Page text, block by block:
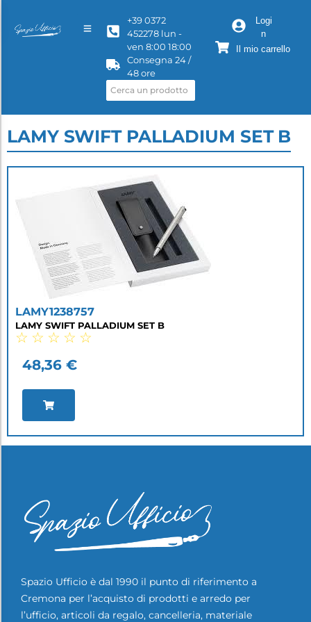
+39 0372
452278 lun -
ven 8:00 18:00
Consegna 24 /
48 ore
Logi
n
Il mio carrello
LAMY SWIFT PALLADIUM SET B
LAMY1238757
LAMY SWIFT PALLADIUM SET B
☆ ☆ ☆ ☆ ☆
48,36 €
Spazio Ufficio è dal 1990 il punto di riferimento a
Cremona per l’acquisto di prodotti e arredo per
l’ufficio, articoli da regalo, cancelleria, materiale